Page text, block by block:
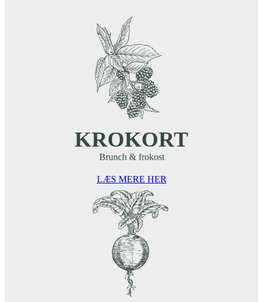
KROKORT
Brunch & frokost
LÆS MERE HER